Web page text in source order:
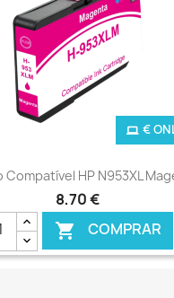
HP N953XL
8,70 €
 COMPRAR
€